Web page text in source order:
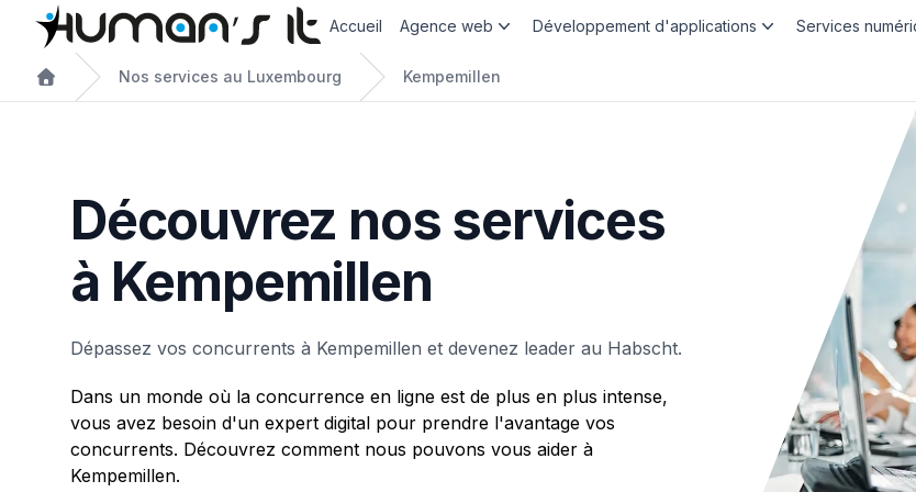
Accueil Agence web Développement d'applications Services
Nos services au Luxembourg Kempemillen
Découvrez nos services
à Kempemillen
Dépassez vos concurrents à Kempemillen et devenez leader au Habscht.
Dans un monde où la concurrence en ligne est de plus en plus intense,
vous avez besoin d'un expert digital pour prendre l'avantage vos
concurrents. Découvrez comment nous pouvons vous aider à
Kempemillen.